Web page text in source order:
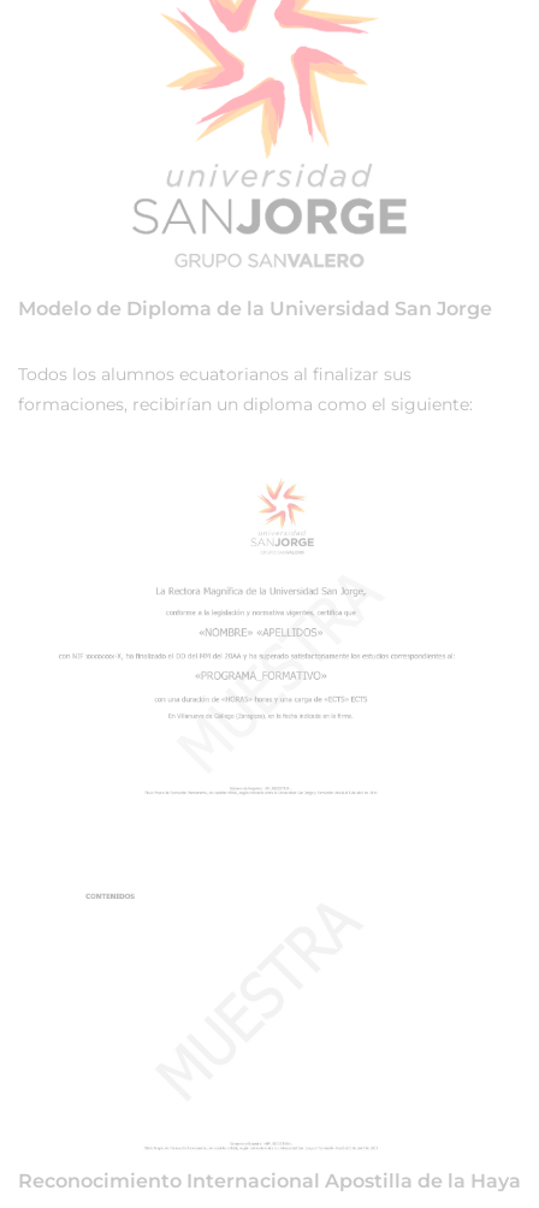
Modelo de Diploma de la Universidad San Jorge
Todos los alumnos ecuatorianos al finalizar sus
formaciones, recibirían un diploma como el siguiente:
Reconocimiento Internacional Apostilla de la Haya